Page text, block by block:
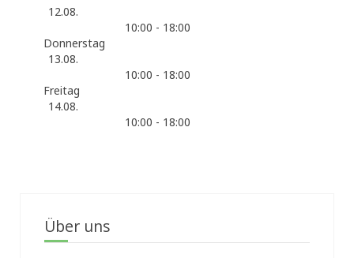
12.08.
10:00 - 18:00
Donnerstag
13.08.
10:00 - 18:00
Freitag
14.08.
10:00 - 18:00
Über uns